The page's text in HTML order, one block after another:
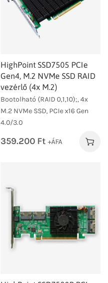
HighPoint SSD7505 PCIe
Gen4, M.2 NVMe SSD RAID
vezérlő (4x M.2)
Bootolható (RAID 0,1,10);, 4x
M.2 NVMe SSD, PCIe x16 Gen
4.0/3.0
359.200 Ft +ÁFA